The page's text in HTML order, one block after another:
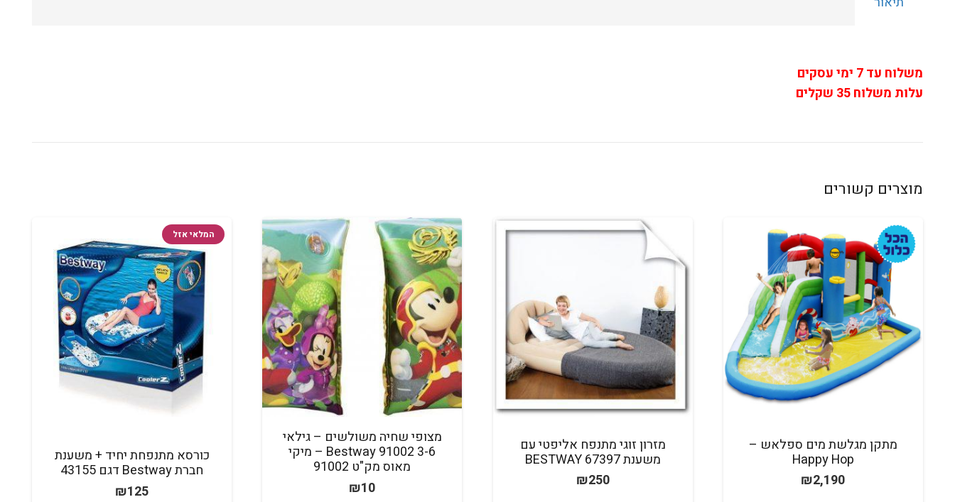
משלוח עד 7 ימי עסקים
עלות משלוח 35 שקלים
מוצרים קשורים
מתקן מגלשת מים ספלאש –
Happy Hop
₪2,190
מזרון זוגי מתנפח אליפטי עם
משענת 67397 BESTWAY
₪250
מצופי שחיה משולשים – גילאי
3-6 91002 Bestway – מיקי
מאוס מק"ט 91002
₪10
המלאי אזל
כורסא מתנפחת יחיד + משענת
חברת Bestway דגם 43155
₪125